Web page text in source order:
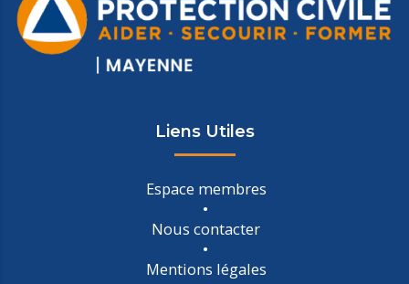
Liens Utiles
Espace membres
Nous contacter
Mentions légales